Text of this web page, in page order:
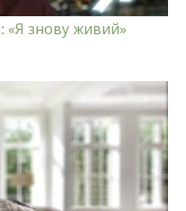
«Я знову живий»